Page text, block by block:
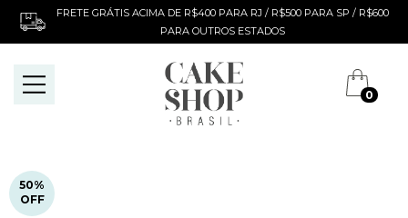
FRETE GRÁTIS ACIMA DE R$400 PARA RJ / R$500 PARA SP / R$600
PARA OUTROS ESTADOS
0
50%
OFF